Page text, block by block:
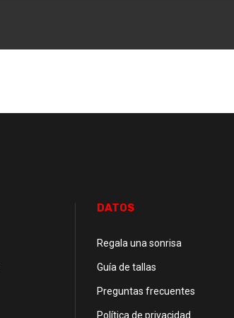
DATOS
Regala una sonrisa
Guía de tallas
Preguntas frecuentes
Política de privacidad